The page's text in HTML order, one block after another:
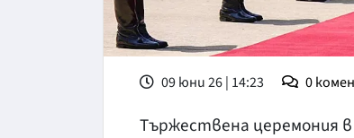
09 юни 26 | 14:23 0
Тържествена церемония